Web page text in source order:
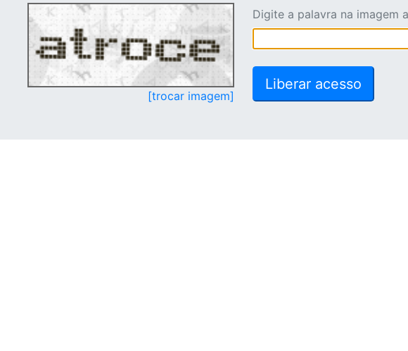
[trocar imagem]
Digite a palavra na imagem